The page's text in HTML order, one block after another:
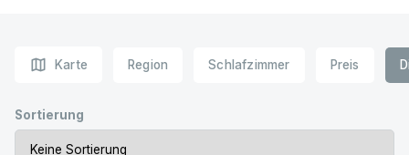
map Karte Region Schlafzimmer Preis
Sortierung